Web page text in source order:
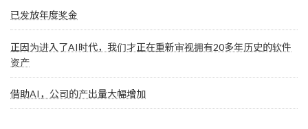
已发放年度奖金
正因为进入了AI时代，我们才正在重新审视拥有20多年历史的软件
资产
借助AI，公司的产出量大幅增加